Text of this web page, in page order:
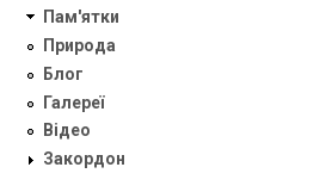
Пам'ятки
Природа
Блог
Галереї
Відео
Закордон